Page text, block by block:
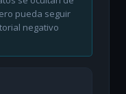
pueda seguir
negativo